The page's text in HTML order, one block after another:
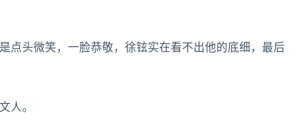
点头微笑，一脸恭敬，徐铉实在看不出他的底细，最后
人。